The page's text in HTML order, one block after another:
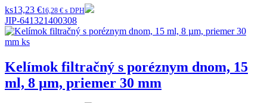
ks13,23 €16,28 € s DPH
JIP-641321400308
Kelímok filtračný s poréznym dnom, 15
ml, 8 µm, priemer 30 mm